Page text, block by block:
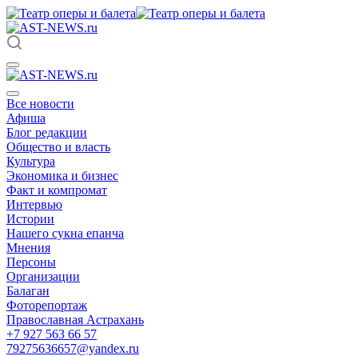
Все новости
Афиша
Блог редакции
Общество и власть
Культура
Экономика и бизнес
Факт и компромат
Интервью
Истории
Нашего сукна епанча
Мнения
Персоны
Организации
Балаган
Фоторепортаж
Православная Астрахань
+7 927 563 66 57
79275636657@yandex.ru